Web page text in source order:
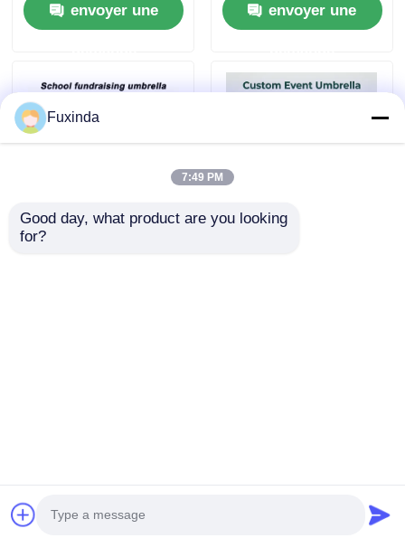
envoyer une
automatiques, grande
canopée de 45 pouces
portable compacte
pour les cadeaux
envoyer une
Parapluie pliant
Chine.Copyright © 2026 Shenzhen Fxinda
Fuxinda
7:49 PM
Good day, what product are you looking
for?